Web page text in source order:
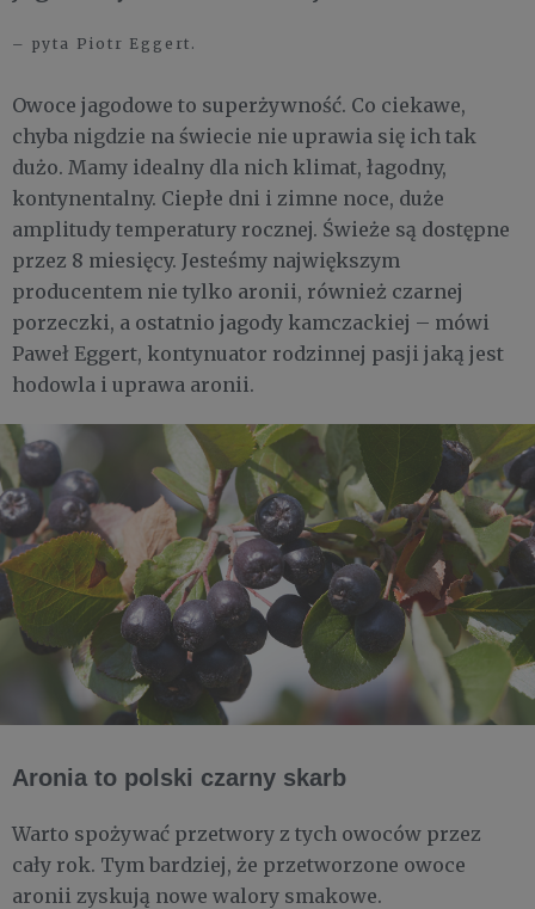
– pyta Piotr Eggert.
Owoce jagodowe to superżywność. Co ciekawe,
chyba nigdzie na świecie nie uprawia się ich tak
dużo. Mamy idealny dla nich klimat, łagodny,
kontynentalny. Ciepłe dni i zimne noce, duże
amplitudy temperatury rocznej. Świeże są dostępne
przez 8 miesięcy. Jesteśmy największym
producentem nie tylko aronii, również czarnej
porzeczki, a ostatnio jagody kamczackiej – mówi
Paweł Eggert, kontynuator rodzinnej pasji jaką jest
hodowla i uprawa aronii.
Aronia to polski czarny skarb
Warto spożywać przetwory z tych owoców przez
cały rok. Tym bardziej, że przetworzone owoce
aronii zyskują nowe walory smakowe.